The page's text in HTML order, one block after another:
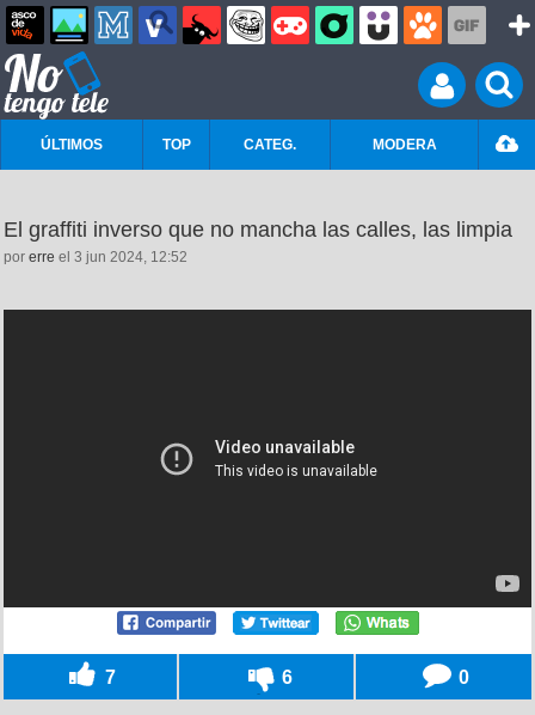
ÚLTIMOS TOP CATEG. MODERA
El graffiti inverso que no mancha las calles, las limpia
por erre el 3 jun 2024, 12:52
7 6 0